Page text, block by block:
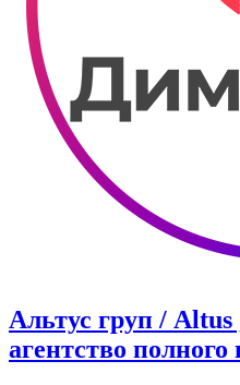
Альтус груп /
агентство полного